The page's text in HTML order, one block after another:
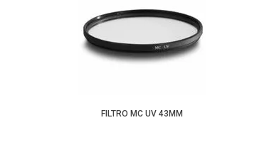
FILTRO MC UV 43MM